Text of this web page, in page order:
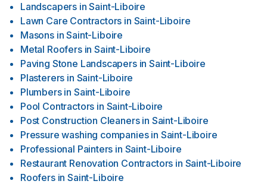
Landscapers in Saint-Liboire
Lawn Care Contractors in Saint-Liboire
Masons in Saint-Liboire
Metal Roofers in Saint-Liboire
Paving Stone Landscapers in Saint-Liboire
Plasterers in Saint-Liboire
Plumbers in Saint-Liboire
Pool Contractors in Saint-Liboire
Post Construction Cleaners in Saint-Liboire
Pressure washing companies in Saint-Liboire
Professional Painters in Saint-Liboire
Restaurant Renovation Contractors in Saint-Liboire
Roofers in Saint-Liboire